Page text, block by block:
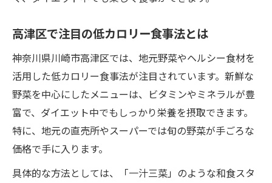
高津区で注目の低カロリー食事法とは
神奈川県川崎市高津区では、地元野菜やヘルシー食材を
活用した低カロリー食事法が注目されています。新鮮な
野菜を中心にしたメニューは、ビタミンやミネラルが豊
富で、ダイエット中でもしっかり栄養を摂取できます。
特に、地元の直売所やスーパーでは旬の野菜が手ごろな
価格で手に入ります。
具体的な方法としては、「一汁三菜」のような和食スタ